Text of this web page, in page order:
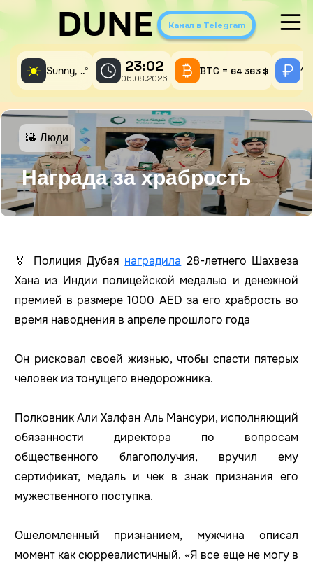
DUNE Канал в Telegram
☀️ Sunny, ..° 23:02
06.08.2026
BTC = 64 363 $ 1
Награда за храбрость
🌇 Люди
🏅 Полиция Дубая наградила 28-летнего Шахвеза
Хана из Индии полицейской медалью и денежной
премией в размере 1000 AED за его храбрость во
время наводнения в апреле прошлого года
Он рисковал своей жизнью, чтобы спасти пятерых
человек из тонущего внедорожника.
Полковник Али Халфан Аль Мансури, исполняющий
обязанности директора по вопросам
общественного благополучия, вручил ему
сертификат, медаль и чек в знак признания его
мужественного поступка.
Ошеломленный признанием, мужчина описал
момент как сюрреалистичный. «Я все еще не могу в